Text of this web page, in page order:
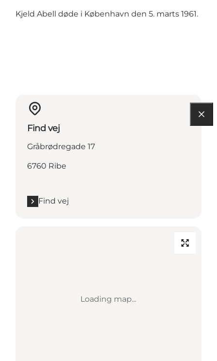
Kjeld Abell døde i København den 5. marts 1961.
Find vej
Gråbrødregade 17
6760 Ribe
Find vej
Loading map...